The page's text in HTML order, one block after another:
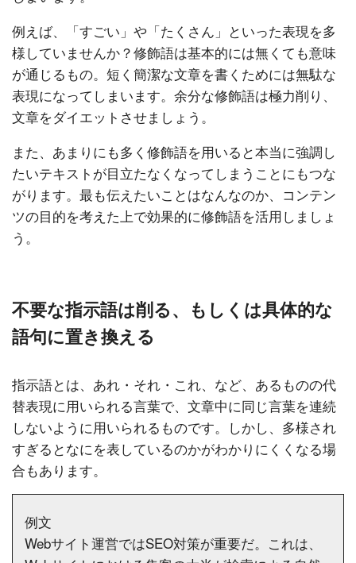
例えば、「すごい」や「たくさん」といった表現を多
様していませんか？修飾語は基本的には無くても意味
が通じるもの。短く簡潔な文章を書くためには無駄な
表現になってしまいます。余分な修飾語は極力削り、
文章をダイエットさせましょう。
また、あまりにも多く修飾語を用いると本当に強調し
たいテキストが目立たなくなってしまうことにもつな
がります。最も伝えたいことはなんなのか、コンテン
ツの目的を考えた上で効果的に修飾語を活用しましょ
う。
不要な指示語は削る、もしくは具体的な
語句に置き換える
指示語とは、あれ・それ・これ、など、あるものの代
替表現に用いられる言葉で、文章中に同じ言葉を連続
しないように用いられるものです。しかし、多様され
すぎるとなにを表しているのかがわかりにくくなる場
合もあります。
例文
Webサイト運営ではSEO対策が重要だ。これは、